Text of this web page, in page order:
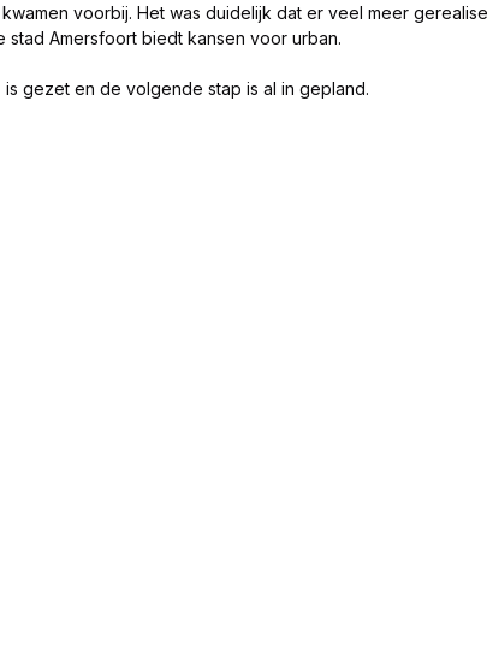
voorbij. Het was duidelijk dat er veel meer
stad Amersfoort biedt kansen voor urban.
gezet en de volgende stap is al in gepland.